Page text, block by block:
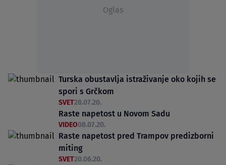
Oglas
Turska obustavlja istraživanje oko kojih se
spori s Grčkom
SVET28.07.20.
Raste napetost u Novom Sadu
VIDEO08.07.20.
Raste napetost pred Trampov predizborni
miting
SVET20.06.20.